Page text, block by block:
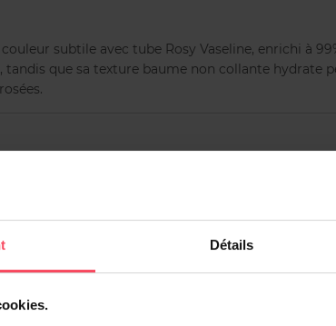
Détails
subtile avec tube Rosy Vaseline, enrichi à
que sa texture baume non collante hydrate
en ressentez le besoin.